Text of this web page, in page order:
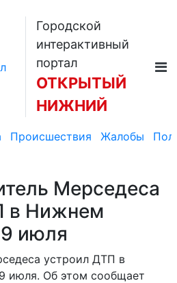
Городской
интерактивный
портал
ОТКРЫТЫЙ
НИЖНИЙ
Происшествия Жалобы
Мерседеса
в Нижнем
июля
устроил ДТП в
июля. Об этом сообщает